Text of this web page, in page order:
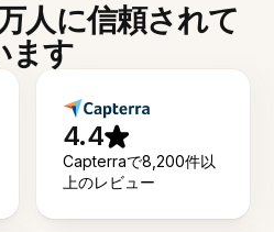
人に信頼されて
ます
4.4
Capterraで8,200件以
上のレビュー